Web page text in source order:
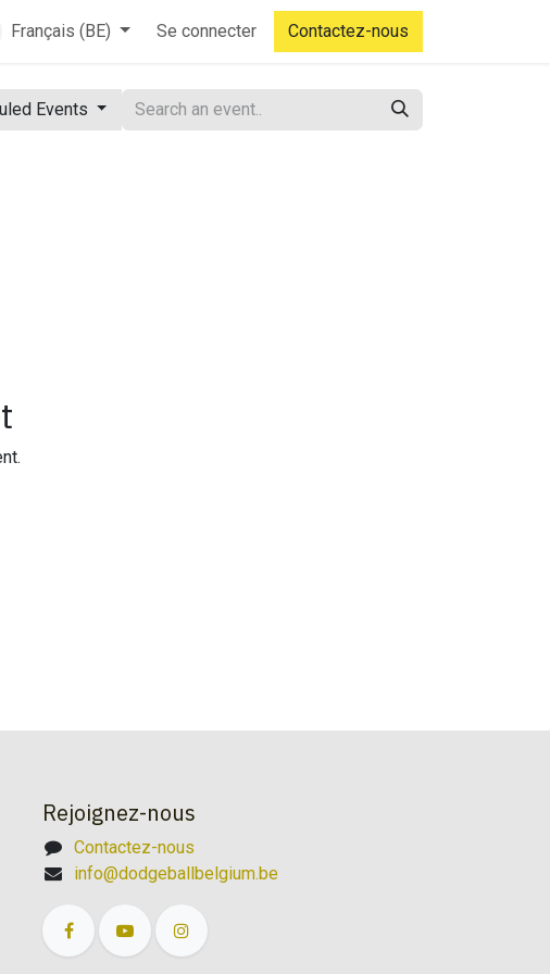
Français (BE) Se connecter Contactez-nous
Events
Rejoignez-nous
Contactez-nous
info@dodgeballbelgium.be